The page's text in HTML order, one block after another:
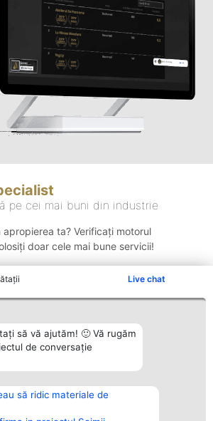
Live chat
să vă ajutăm! 🙂 Vă rugăm
de conversație
să ridic materiale de
pe cei mai buni din industrie
apropierea ta? Verificați motorul
doar cele mai bune servicii!
Plebiscyt
Lista Tuturor
Contact